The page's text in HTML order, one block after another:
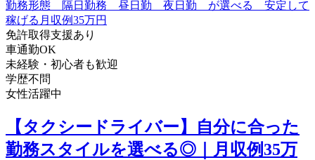
免許取得支援あり
車通勤OK
未経験・初心者も歓迎
学歴不問
女性活躍中
【タクシードライバー】自分に合った
勤務スタイルを選べる◎｜月収例35万